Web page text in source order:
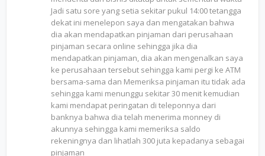
Jadi satu sore yang setia sekitar pukul 14:00 tetangga
dekat ini menelepon saya dan mengatakan bahwa
dia akan mendapatkan pinjaman dari perusahaan
pinjaman secara online sehingga jika dia
mendapatkan pinjaman, dia akan mengenalkan saya
ke perusahaan tersebut sehingga kami pergi ke ATM
bersama-sama dan Memeriksa pinjaman itu tidak ada
sehingga kami menunggu sekitar 30 menit kemudian
kami mendapat peringatan di teleponnya dari
banknya bahwa dia telah menerima monney di
akunnya sehingga kami memeriksa saldo
rekeningnya dan lihatlah 300 juta kepadanya sebagai
pinjaman